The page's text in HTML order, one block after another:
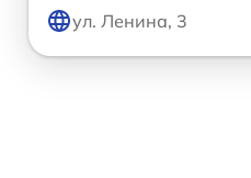
ул. Ленина, 3